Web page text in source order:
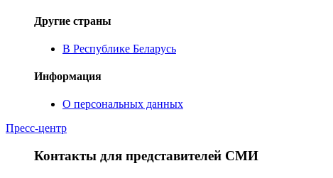
Другие страны
В Республике Беларусь
Информация
О персональных данных
Пресс-центр
Контакты для представителей СМИ